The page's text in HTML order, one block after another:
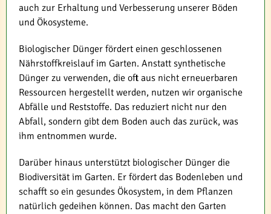
auch zur Erhaltung und Verbesserung unserer Böden
und Ökosysteme.
Biologischer Dünger fördert einen geschlossenen
Nährstoffkreislauf im Garten. Anstatt synthetische
Dünger zu verwenden, die oft aus nicht erneuerbaren
Ressourcen hergestellt werden, nutzen wir organische
Abfälle und Reststoffe. Das reduziert nicht nur den
Abfall, sondern gibt dem Boden auch das zurück, was
ihm entnommen wurde.
Darüber hinaus unterstützt biologischer Dünger die
Biodiversität im Garten. Er fördert das Bodenleben und
schafft so ein gesundes Ökosystem, in dem Pflanzen
natürlich gedeihen können. Das macht den Garten